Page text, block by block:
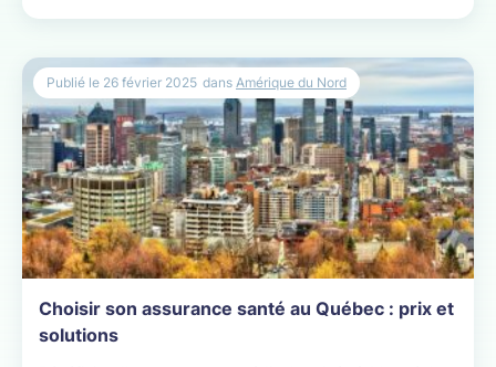
Choisir son assurance santé au Québec : prix et
solutions
Publié le 26 février 2025 dans Amérique du Nord